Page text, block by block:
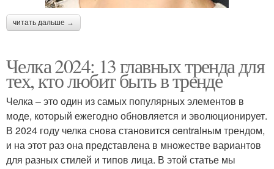
читать дальше →
Челка 2024: 13 главных тренда для
тех, кто любит быть в тренде
Челка – это один из самых популярных элементов в
моде, который ежегодно обновляется и эволюционирует.
В 2024 году челка снова становится centralным трендом,
и на этот раз она представлена в множестве вариантов
для разных стилей и типов лица. В этой статье мы